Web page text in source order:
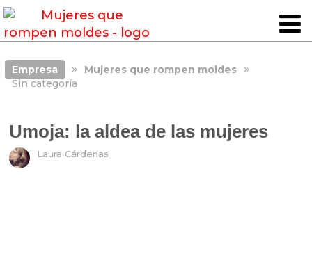
Empresa
Mujeres que rompen moldes
Sin categoría
Umoja: la aldea de las mujeres
Laura Cárdenas